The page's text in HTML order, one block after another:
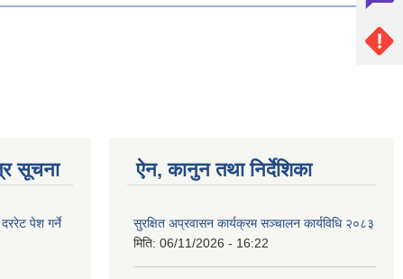
सूचना
पेश गर्ने
ऐन, कानुन तथा निर्देशिका
सुरक्षित अप्रवासन कार्यक्रम सञ्चालन कार्यविधि २०८३
मिति: 06/11/2026 - 16:22